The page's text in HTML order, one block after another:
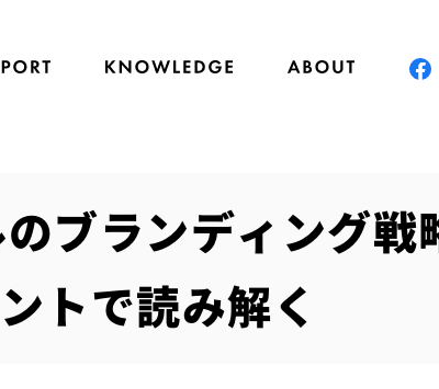
ブランディング戦
ントで読み解く